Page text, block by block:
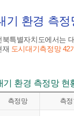
기 환경 측정
북특별자치도에서는
재 도시대기측정망 42
기 환경 측정망 현
측정망 측